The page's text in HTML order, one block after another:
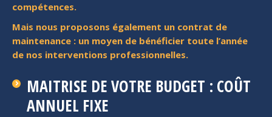
compétences.
Mais nous proposons également un contrat de
maintenance : un moyen de bénéficier toute l’année
de nos interventions professionnelles.
MAITRISE DE VOTRE BUDGET : COÛT
ANNUEL FIXE